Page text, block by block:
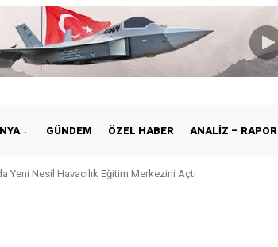
GÜNDEM ÖZEL HABER ANALIZ – RAPOR
Yeni Nesil Havacılık Eğitim Merkezini Açtı